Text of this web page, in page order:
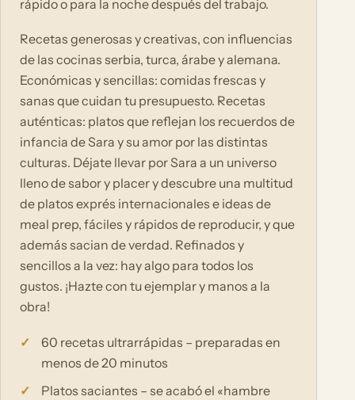
rápido o para la noche después del trabajo.
Recetas generosas y creativas, con influencias
de las cocinas serbia, turca, árabe y alemana.
Económicas y sencillas: comidas frescas y
sanas que cuidan tu presupuesto. Recetas
auténticas: platos que reflejan los recuerdos de
infancia de Sara y su amor por las distintas
culturas. Déjate llevar por Sara a un universo
lleno de sabor y placer y descubre una multitud
de platos exprés internacionales e ideas de
meal prep, fáciles y rápidos de reproducir, y que
además sacian de verdad. Refinados y
sencillos a la vez: hay algo para todos los
gustos. ¡Hazte con tu ejemplar y manos a la
obra!
60 recetas ultrarrápidas – preparadas en
menos de 20 minutos
Platos saciantes – se acabó el «hambre